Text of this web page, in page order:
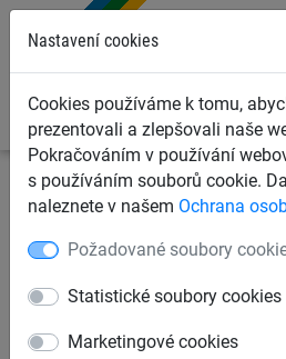
Nastavení cookies
Cookies používáme k tomu,
prezentovali a zlepšovali naše
Pokračováním v používání
s používáním souborů cookie.
naleznete v našem Ochrana
Požadované soubory
Statistické soubory cookies
Marketingové cookies
Ochranné sítě a plachty
Krycí plachta PE
2,70 x 3,10 m